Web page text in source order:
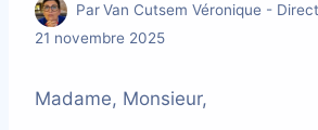
ParVan Cutsem Véronique -
21 novembre 2025
Madame, Monsieur,